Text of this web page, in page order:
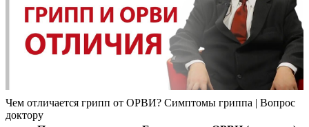
Чем отличается грипп от ОРВИ? Симптомы гриппа | Вопрос
доктору